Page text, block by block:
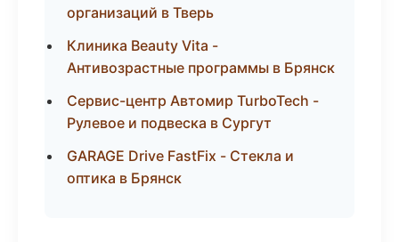
организаций в Тверь
Клиника Beauty Vita -
Антивозрастные программы в Брянск
Сервис-центр Автомир TurboTech -
Рулевое и подвеска в Сургут
GARAGE Drive FastFix - Стекла и
оптика в Брянск